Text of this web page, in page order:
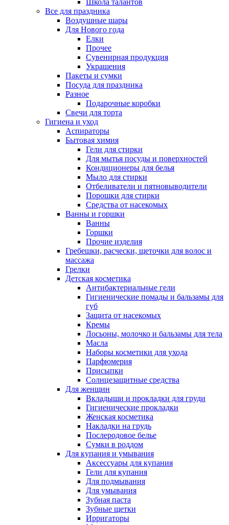
Школа талантов
Все для праздника
Воздушные шары
Для Нового года
Елки
Прочее
Сувенирная продукция
Украшения
Пакеты и сумки
Посуда для праздника
Разное
Подарочные коробки
Свечи для торта
Гигиена и уход
Аспираторы
Бытовая химия
Гели для стирки
Для мытья посуды и поверхностей
Кондиционеры для белья
Мыло для стирки
Отбеливатели и пятновыводители
Порошки для стирки
Средства от насекомых
Ванны и горшки
Ванны
Горшки
Прочие изделия
Гребешки, расчески, щеточки для волос и
массажа
Грелки
Детская косметика
Антибактериальные гели
Гигиенические помады и бальзамы для
губ
Защита от насекомых
Кремы
Лосьоны, молочко и бальзамы для тела
Масла
Наборы косметики для ухода
Парфюмерия
Присыпки
Солнцезащитные средства
Для женщин
Вкладыши и прокладки для груди
Гигиенические прокладки
Женская косметика
Накладки на грудь
Послеродовое белье
Сумки в роддом
Для купания и умывания
Аксессуары для купания
Гели для купания
Для подмывания
Для умывания
Зубная паста
Зубные щетки
Ирригаторы